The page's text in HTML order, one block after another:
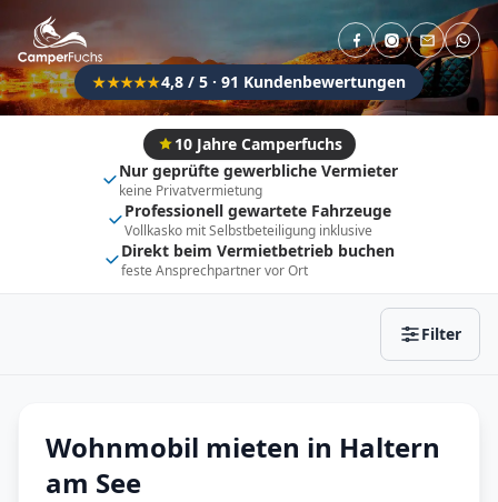
★★★★★4,8 / 5 · 91 Kundenbewertungen
10 Jahre Camperfuchs
Nur geprüfte gewerbliche Vermieter
keine Privatvermietung
Professionell gewartete Fahrzeuge
Vollkasko mit Selbstbeteiligung inklusive
Direkt beim Vermietbetrieb buchen
feste Ansprechpartner vor Ort
Filter
Flexibel (±3 Tage) Anhängerkupplung
Fahrzeugtyp
Vollintegriert Kastenwagen
Alkoven Teil-Integriert
Wohnwagen
Wohnmobil mieten in Haltern
am See